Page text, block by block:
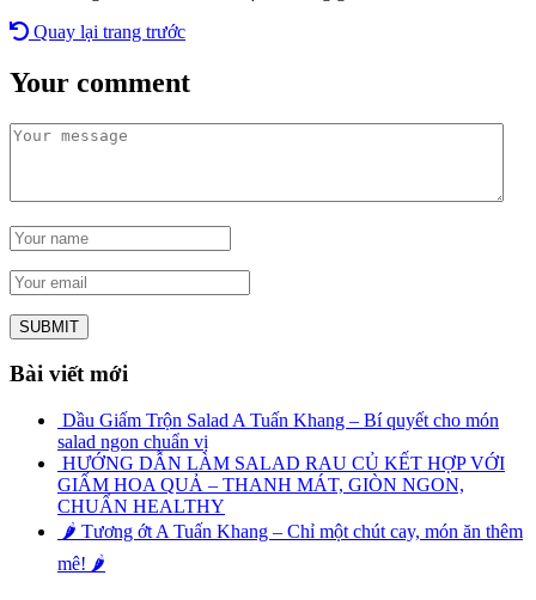
Quay lại trang trước
Your comment
Bài viết mới
Dầu Giấm Trộn Salad A Tuấn Khang – Bí quyết cho món
salad ngon chuẩn vị
HƯỚNG DẪN LÀM SALAD RAU CỦ KẾT HỢP VỚI
GIẤM HOA QUẢ – THANH MÁT, GIÒN NGON,
CHUẨN HEALTHY
🌶️ Tương ớt A Tuấn Khang – Chỉ một chút cay, món ăn thêm
mê! 🌶️